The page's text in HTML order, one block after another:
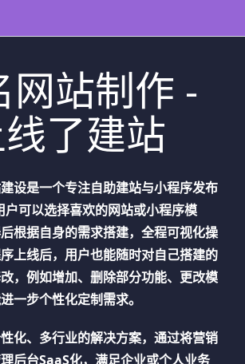
网站制作 -
了建站
设是一个专注自助建站与小程序发布
户可以选择喜欢的网站或小程序模
根据自身的需求搭建，全程可视化操
上线后，用户也能随时对自己搭建的
，例如增加、删除部分功能、更改模
一步个性化定制需求。
化、多行业的解决方案，通过将营销
后台SaaS化，满足企业或个人业务